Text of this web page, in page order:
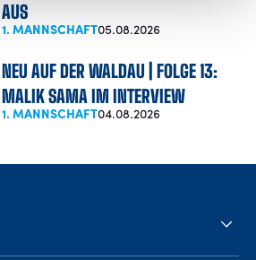
AUS
1. MANNSCHAFT05.08.2026
NEU AUF DER WALDAU | FOLGE 13:
MALIK SAMA IM INTERVIEW
1. MANNSCHAFT04.08.2026